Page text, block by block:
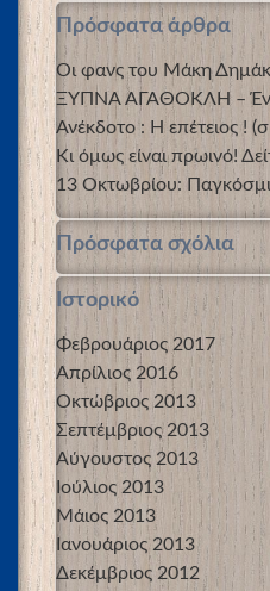
Πρόσφατα άρθρα
Οι φανς του Μάκη
ΞΥΠΝΑ ΑΓΑΘΟΚΛΗ – Ένα
Ανέκδοτο : Η επέτειος !
Κι όμως είναι πρωινό!
13 Οκτωβρίου:
Πρόσφατα σχόλια
Ιστορικό
Φεβρουάριος 2017
Απρίλιος 2016
Οκτώβριος 2013
Σεπτέμβριος 2013
Αύγουστος 2013
Ιούλιος 2013
Μάιος 2013
Ιανουάριος 2013
Δεκέμβριος 2012